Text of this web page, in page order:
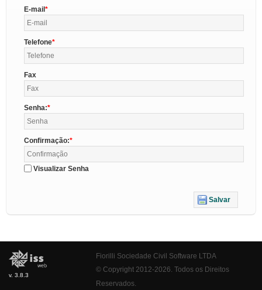
E-mail
Telefone
Fax
Senha:
Confirmação:
Visualizar Senha
Salvar
v. 3.8.3
Fiorilli Sociedade Civil Software LTDA
© Copyright 2012-2026. Todos os Direitos
Reservados.